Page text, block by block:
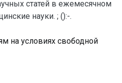
статей в ежемесячном
науки. ; ():-.
на условиях свободной